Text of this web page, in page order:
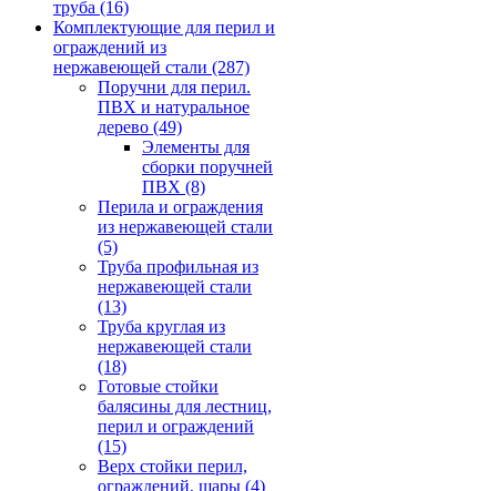
труба (16)
Комплектующие для перил и
ограждений из
нержавеющей стали (287)
Поручни для перил.
ПВХ и натуральное
дерево (49)
Элементы для
сборки поручней
ПВХ (8)
Перила и ограждения
из нержавеющей стали
(5)
Труба профильная из
нержавеющей стали
(13)
Труба круглая из
нержавеющей стали
(18)
Готовые стойки
балясины для лестниц,
перил и ограждений
(15)
Верх стойки перил,
ограждений, шары (4)